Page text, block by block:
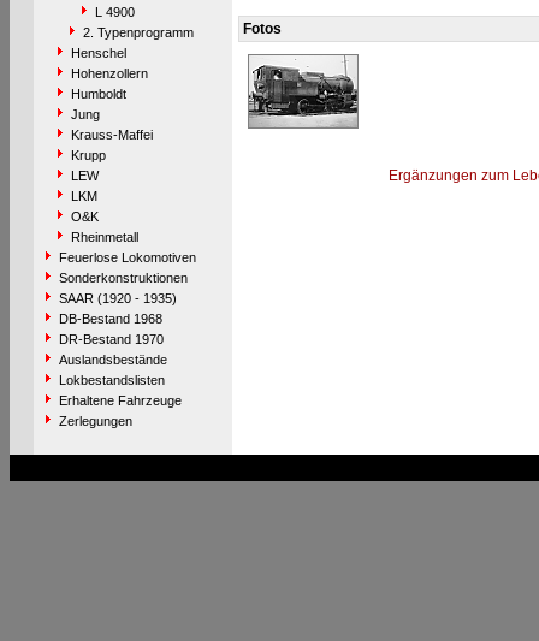
L 4900
2. Typenprogramm
Henschel
Hohenzollern
Humboldt
Jung
Krauss-Maffei
Krupp
LEW
LKM
O&K
Rheinmetall
Feuerlose Lokomotiven
Sonderkonstruktionen
SAAR (1920 - 1935)
DB-Bestand 1968
DR-Bestand 1970
Auslandsbestände
Lokbestandslisten
Erhaltene Fahrzeuge
Zerlegungen
Fotos
Ergänzungen zum